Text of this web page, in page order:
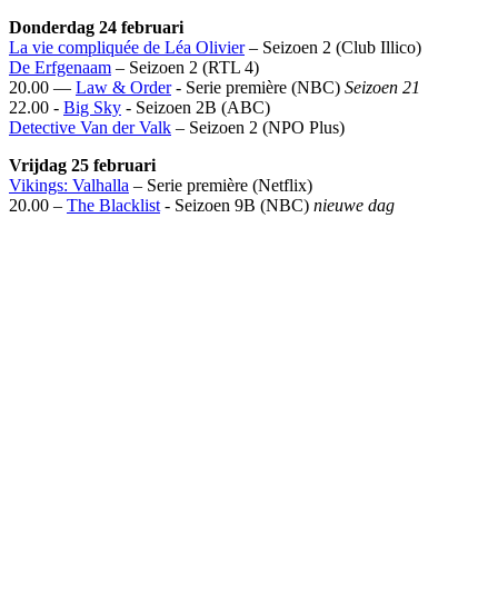
Donderdag 24 februari
La vie compliquée de Léa Olivier– Seizoen 2 (Club Illico)
De Erfgenaam – Seizoen 2 (RTL 4)
20.00 — Law & Order- Serie première (NBC) Seizoen 21
22.00 - Big Sky - Seizoen 2B (ABC)
Detective Van der Valk – Seizoen 2 (NPO Plus)
Vrijdag 25 februari
Vikings: Valhalla – Serie première (Netflix)
20.00 – The Blacklist - Seizoen 9B (NBC) nieuwe dag